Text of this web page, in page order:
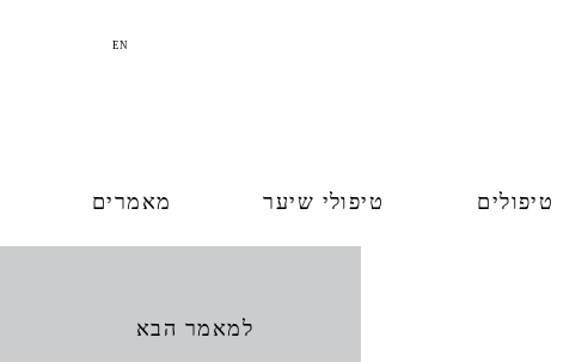
EN
טיפולים טיפולי שיער מאמרים
למאמר הבא